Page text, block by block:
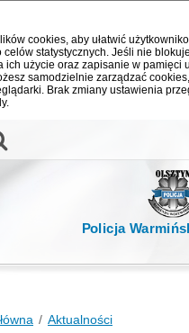
cookies, aby ułatwić
celów statystycznych. Jeśli nie
ich użycie oraz zapisanie w pamięci
samodzielnie zarządzać
Brak zmiany ustawienia
Policja
Aktualności